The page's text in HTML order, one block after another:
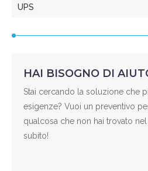
UPS
HAI BISOGNO DI
Stai cercando la soluzione che
esigenze? Vuoi un preventivo
qualcosa che non hai trovato
subito!